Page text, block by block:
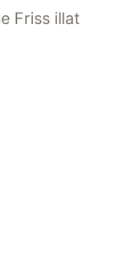
Friss illat